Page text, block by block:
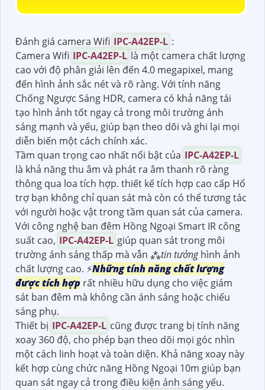
Đánh giá camera Wifi IPC-A42EP-L :
Camera Wifi IPC-A42EP-L là một camera chất lượng
cao với độ phân giải lên đến 4.0 megapixel, mang
đến hình ảnh sắc nét và rõ ràng. Với tính năng
Chống Ngược Sáng HDR, camera có khả năng tái
tạo hình ảnh tốt ngay cả trong môi trường ánh
sáng mạnh và yếu, giúp bạn theo dõi và ghi lại mọi
diễn biến một cách chính xác.
Tầm quan trọng cao nhất nổi bật của IPC-A42EP-L
là khả năng thu âm và phát ra âm thanh rõ ràng
thông qua loa tích hợp. thiết kế tích hợp cao cấp Hổ
trợ bạn không chỉ quan sát mà còn có thể tương tác
với người hoặc vật trong tầm quan sát của camera.
Với công nghệ ban đêm Hồng Ngoại Smart IR công
suất cao, IPC-A42EP-L giúp quan sát trong môi
trường ánh sáng thấp mà vẫn ⁂tin tưởnghình ảnh
chất lượng cao. ️⚡Những tính năng chất lượng
được tích hợp rất nhiều hữu dụng cho việc giám
sát ban đêm mà không cần ánh sáng hoặc chiếu
sáng phụ.
Thiết bị IPC-A42EP-L cũng được trang bị tính năng
xoay 360 độ, cho phép bạn theo dõi mọi góc nhìn
một cách linh hoạt và toàn diện. Khả năng xoay này
kết hợp cùng chức năng Hồng Ngoại 10m giúp bạn
quan sát ngay cả trong điều kiện ánh sáng yếu.